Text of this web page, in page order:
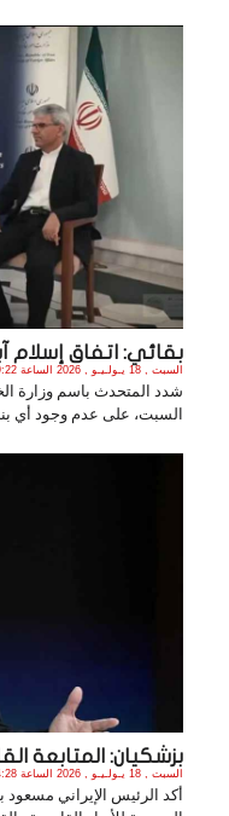
بقائي: اتفاق إسلام
السبت , 18 يـولـيـو , 2026 الساعة 8:39:22 PM
شدد المتحدث باسم وزارة
السبت، على عدم وجود أي
بزشكيان: المتابعة
السبت , 18 يـولـيـو , 2026 الساعة 7:54:28 PM
أكد الرئيس الإيراني مسعود